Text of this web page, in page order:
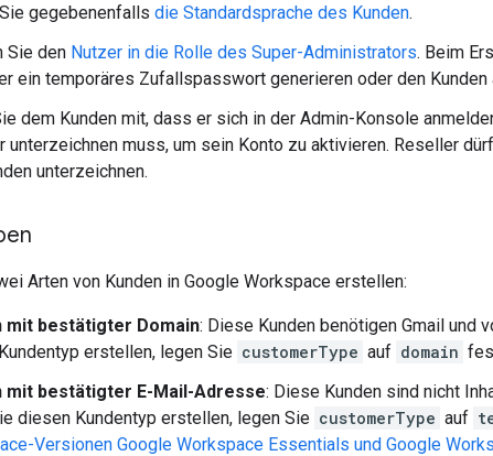
Sie gegebenenfalls die Standardsprache des Kunden.
Sie den Nutzer in die Rolle des Super-Administrators. Beim
ein temporäres Zufallspasswort generieren oder den
dem Kunden mit, dass er sich in der Admin-Konsole
unterzeichnen muss, um sein Konto zu aktivieren. Reseller
unterzeichnen.
Arten von Kunden in Google Workspace erstellen:
mit bestätigter Domain: Diese Kunden benötigen Gmail und
Kundentyp erstellen, legen Sie customerType auf domain
mit bestätigter E-Mail-Adresse: Diese Kunden sind nicht
diesen Kundentyp erstellen, legen Sie customerType auf
Versionen Google Workspace Essentials und Google